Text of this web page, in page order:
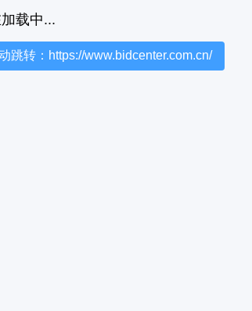
载中...
跳转：https://www.bidcenter.com.cn/